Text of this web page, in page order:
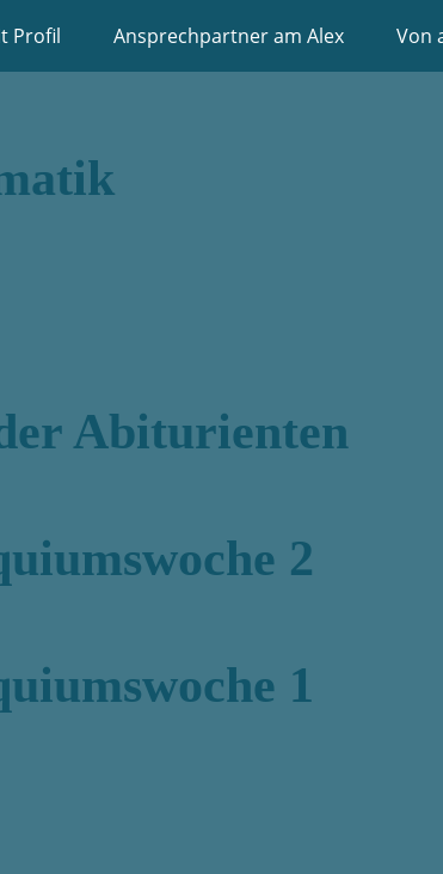
Profil Ansprechpartner am Alex Von
Abiturienten
2
1